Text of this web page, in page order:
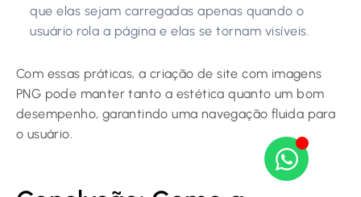
que elas sejam carregadas apenas quando o
usuário rola a página e elas se tornam visíveis.
Com essas práticas, a criação de site com imagens
PNG pode manter tanto a estética quanto um bom
desempenho, garantindo uma navegação fluida para
o usuário.